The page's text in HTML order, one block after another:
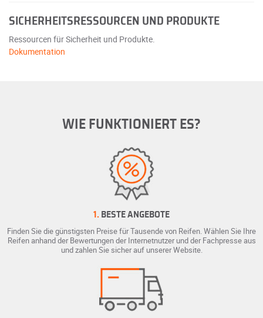
SICHERHEITSRESSOURCEN UND PRODUKTE
Ressourcen für Sicherheit und Produkte.
Dokumentation
WIE FUNKTIONIERT ES?
1. BESTE ANGEBOTE
Finden Sie die günstigsten Preise für Tausende von Reifen. Wählen Sie Ihre
Reifen anhand der Bewertungen der Internetnutzer und der Fachpresse aus
und zahlen Sie sicher auf unserer Website.